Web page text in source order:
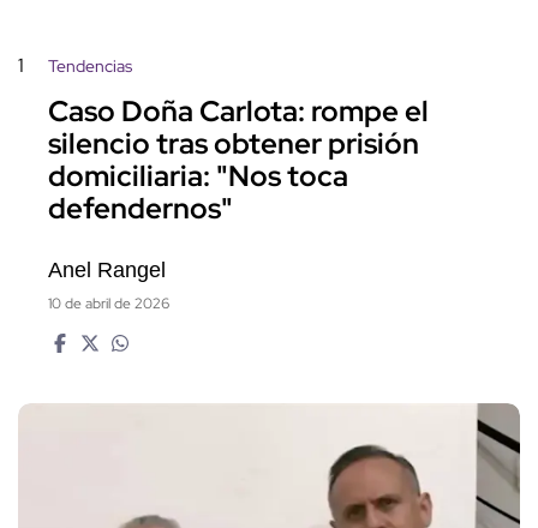
1 Tendencias
Caso Doña Carlota: rompe el
silencio tras obtener prisión
domiciliaria: "Nos toca
defendernos"
Anel Rangel
10 de abril de 2026